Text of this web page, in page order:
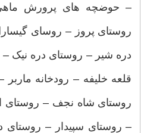
– حوضچه های پرورش
روستای پروز – روسای
دره شیر – روستای دره نیک –
قلعه خلیفه – رودخانه
روستای شاه نجف – روستای
– روستای سپیدار –